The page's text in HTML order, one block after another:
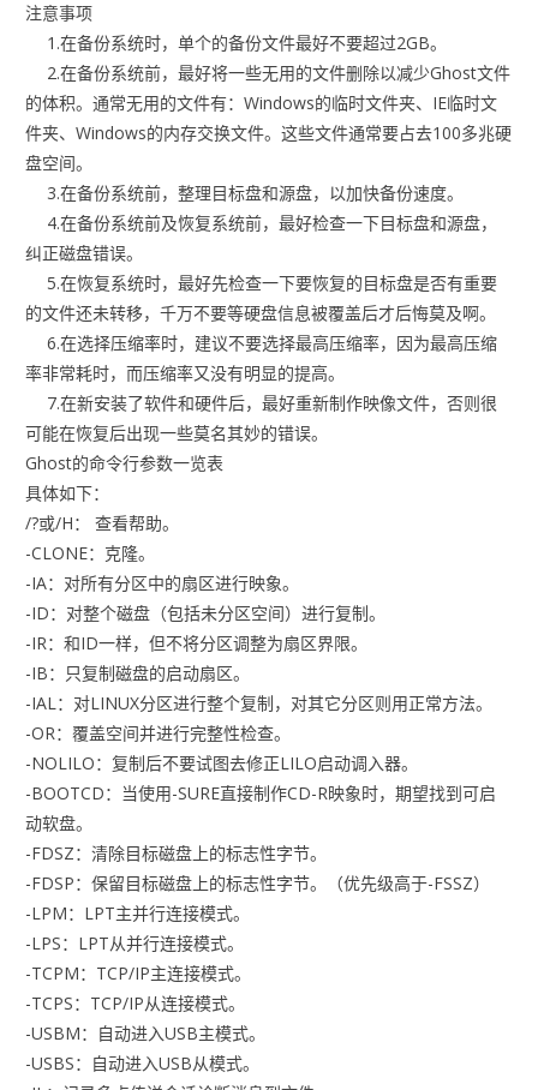
注意事项
1.在备份系统时，单个的备份文件最好不要超过2GB。
2.在备份系统前，最好将一些无用的文件删除以减少Ghost文件
的体积。通常无用的文件有：Windows的临时文件夹、IE临时文
件夹、Windows的内存交换文件。这些文件通常要占去100多兆硬
盘空间。
3.在备份系统前，整理目标盘和源盘，以加快备份速度。
4.在备份系统前及恢复系统前，最好检查一下目标盘和源盘，
纠正磁盘错误。
5.在恢复系统时，最好先检查一下要恢复的目标盘是否有重要
的文件还未转移，千万不要等硬盘信息被覆盖后才后悔莫及啊。
6.在选择压缩率时，建议不要选择最高压缩率，因为最高压缩
率非常耗时，而压缩率又没有明显的提高。
7.在新安装了软件和硬件后，最好重新制作映像文件，否则很
可能在恢复后出现一些莫名其妙的错误。
Ghost的命令行参数一览表
具体如下：
/?或/H： 查看帮助。
-CLONE：克隆。
-IA：对所有分区中的扇区进行映象。
-ID：对整个磁盘（包括未分区空间）进行复制。
-IR：和ID一样，但不将分区调整为扇区界限。
-IB：只复制磁盘的启动扇区。
-IAL：对LINUX分区进行整个复制，对其它分区则用正常方法。
-OR：覆盖空间并进行完整性检查。
-NOLILO：复制后不要试图去修正LILO启动调入器。
-BOOTCD：当使用-SURE直接制作CD-R映象时，期望找到可启
动软盘。
-FDSZ：清除目标磁盘上的标志性字节。
-FDSP：保留目标磁盘上的标志性字节。（优先级高于-FSSZ）
-LPM：LPT主并行连接模式。
-LPS：LPT从并行连接模式。
-TCPM：TCP/IP主连接模式。
-TCPS：TCP/IP从连接模式。
-USBM：自动进入USB主模式。
-USBS：自动进入USB从模式。